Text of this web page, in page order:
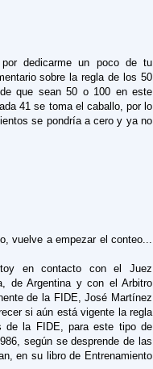
por dedicarme un poco de tu
sobre la regla de los 50
que sean 50 o 100 en este
41 se toma el caballo, por lo
se pondría a cero y ya no
vuelve a empezar el conteo...
en contacto con el Juez
de Argentina y con el Arbitro
de la FIDE, José Martínez
si aún está vigente la regla
de la FIDE, para este tipo de
según se desprende de las
en su libro de Entrenamiento